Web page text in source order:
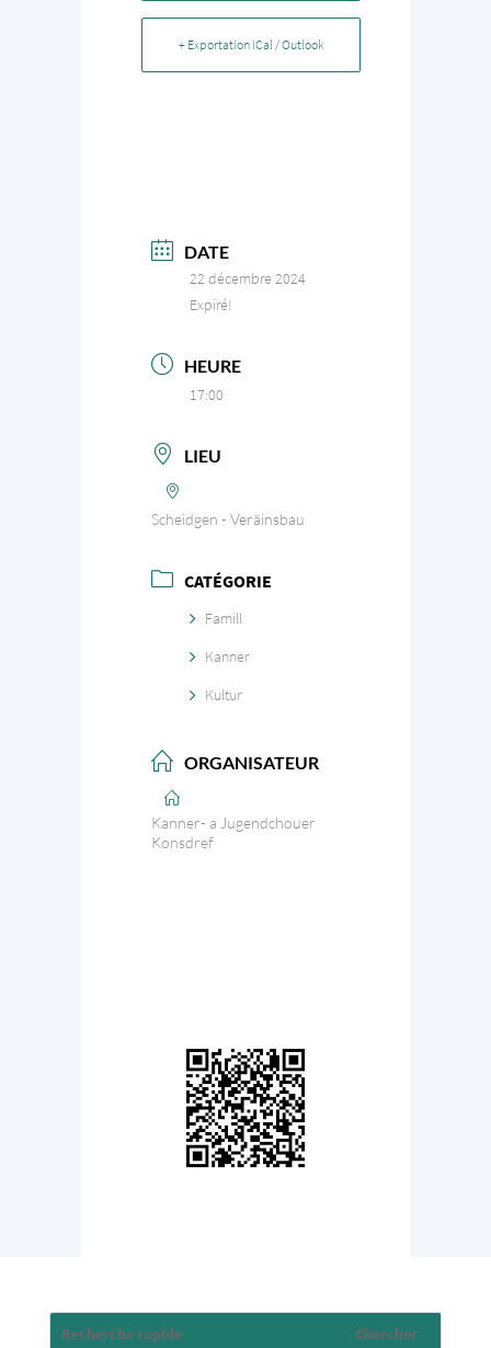
+ Exportation iCal / Outlook
DATE
22 décembre 2024
Expiré!
HEURE
17:00
LIEU
Scheidgen - Veräinsbau
CATÉGORIE
Famill
Kanner
Kultur
ORGANISATEUR
Kanner- a Jugendchouer
Konsdref